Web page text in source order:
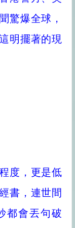
驚爆全球，
明擺著的現
度，更是低
書，連世間
都會丟句破